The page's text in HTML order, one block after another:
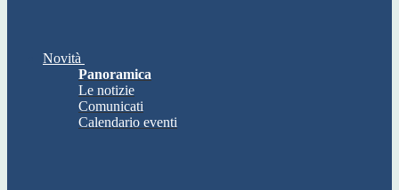
Novità
Panoramica
Le notizie
Comunicati
Calendario eventi